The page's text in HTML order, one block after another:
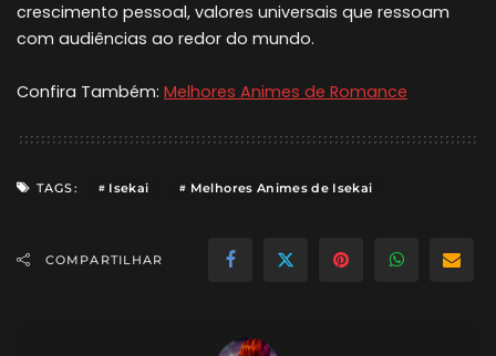
crescimento pessoal, valores universais que ressoam
com audiências ao redor do mundo.
Confira Também: Melhores Animes de Romance
TAGS: Isekai Melhores Animes de Isekai
COMPARTILHAR